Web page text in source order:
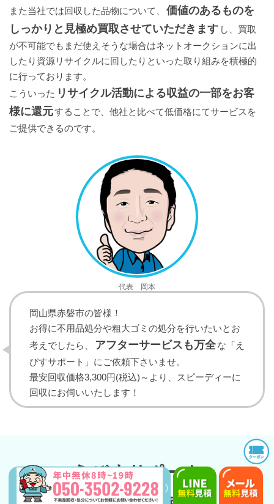
また当社では回収した品物について、
価値のあるものを
しっかりと見極め買取させていただきます し、買取
が不可能でもまだ使えそうな場合はネットオークションに出
したり資源リサイクルに回したりといった取り組みを積極的
に行っております。
こういった リサイクル活動による収益の一部をお客
様に還元することで、他社と比べて低価格にてサービスを
ご提供できるのです。
代表 岡本
岡山県赤磐市の皆様！
お得に不用品処分や粗大ゴミの処分を行いたいとお
考えでしたら、
アフターサービスも万全な「え
びすサポート」にご依頼下さいませ。
最安回収価格3,300円(税込)～より、スピーディーに
回収にお伺いいたします！
えびすサポート